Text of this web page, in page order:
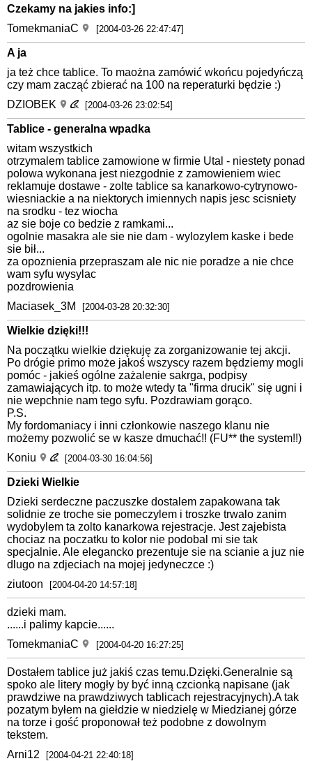
Czekamy na jakies info:]
TomekmaniaC
[2004-03-26 22:47:47]
A ja
ja też chce tablice. To maożna zamówić wkońcu pojedyńczą
czy mam zacząć zbierać na 100 na reperaturki będzie :)
DZIOBEK
[2004-03-26 23:02:54]
Tablice - generalna wpadka
witam wszystkich
otrzymalem tablice zamowione w firmie Utal - niestety ponad
polowa wykonana jest niezgodnie z zamowieniem wiec
reklamuje dostawe - zolte tablice sa kanarkowo-cytrynowo-
wiesniackie a na niektorych imiennych napis jesc scisniety
na srodku - tez wiocha
az sie boje co bedzie z ramkami...
ogolnie masakra ale sie nie dam - wylozylem kaske i bede
sie bił...
za opoznienia przepraszam ale nic nie poradze a nie chce
wam syfu wysylac
pozdrowienia
Maciasek_3M
[2004-03-28 20:32:30]
Wielkie dzięki!!!
Na początku wielkie dziękuję za zorganizowanie tej akcji.
Po drógie primo może jakoś wszyscy razem będziemy mogli
pomóc - jakieś ogólne zażalenie sakrga, podpisy
zamawiających itp. to może wtedy ta "firma drucik" się ugni i
nie wepchnie nam tego syfu. Pozdrawiam gorąco.
P.S.
My fordomaniacy i inni członkowie naszego klanu nie
możemy pozwolić se w kasze dmuchać!! (FU** the system!!)
Koniu
[2004-03-30 16:04:56]
Dzieki Wielkie
Dzieki serdeczne paczuszke dostalem zapakowana tak
solidnie ze troche sie pomeczylem i troszke trwalo zanim
wydobylem ta zolto kanarkowa rejestracje. Jest zajebista
chociaz na poczatku to kolor nie podobal mi sie tak
specjalnie. Ale elegancko prezentuje sie na scianie a juz nie
dlugo na zdjeciach na mojej jedyneczce :)
ziutoon
[2004-04-20 14:57:18]
dzieki mam.
......i palimy kapcie......
TomekmaniaC
[2004-04-20 16:27:25]
Dostałem tablice już jakiś czas temu.Dzięki.Generalnie są
spoko ale litery mogły by być inną czcionką napisane (jak
prawdziwe na prawdziwych tablicach rejestracyjnych).A tak
pozatym byłem na giełdzie w niedzielę w Miedzianej górze
na torze i gość proponował też podobne z dowolnym
tekstem.
Arni12
[2004-04-21 22:40:18]